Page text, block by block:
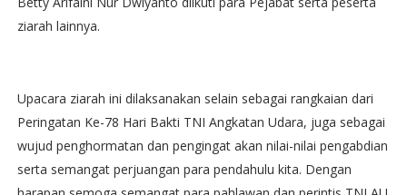
ziarah lainnya.
Upacara ziarah ini dilaksanakan selain sebagai rangkaian dari
Peringatan Ke-78 Hari Bakti TNI Angkatan Udara, juga sebagai
wujud penghormatan dan pengingat akan nilai-nilai pengabdian
serta semangat perjuangan para pendahulu kita. Dengan